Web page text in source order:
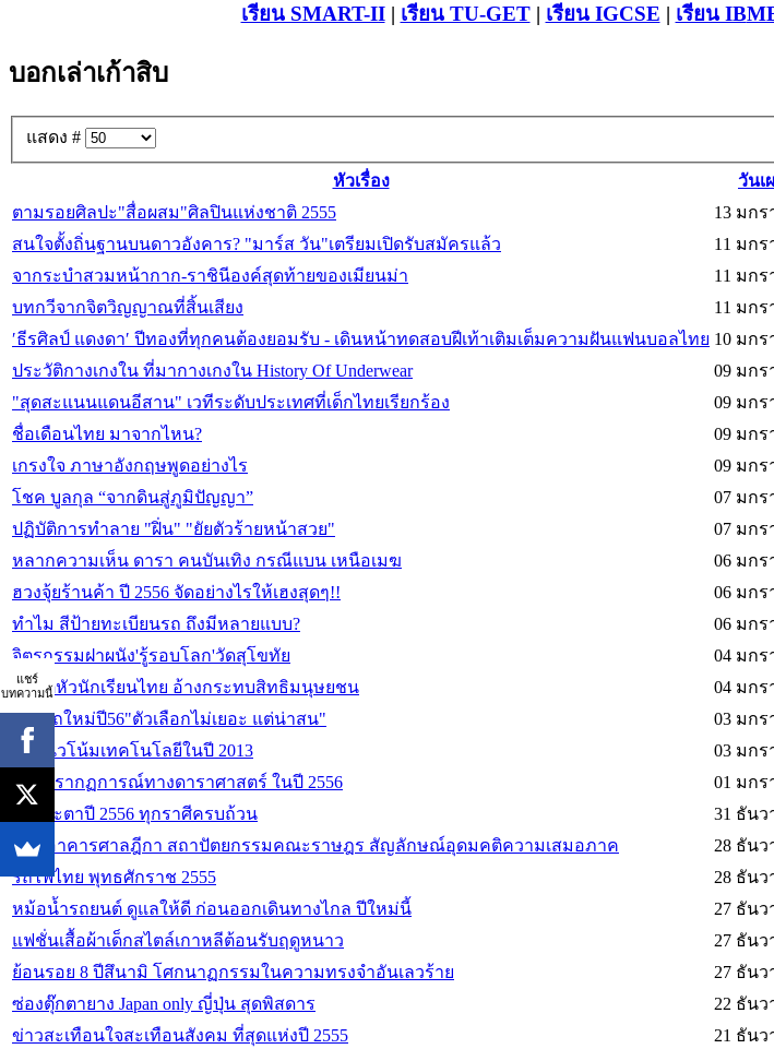
เรียน SMART-II| เรียน TU-GET| เรียน IGCSE | เรียน IB
บอกเล่าเก้าสิบ
แสดง #
หัวเรื่อง
วันเ
ตามรอยศิลปะ"สื่อผสม"ศิลปินแห่งชาติ 2555
13 มกร
สนใจตั้งถิ่นฐานบนดาวอังคาร? "มาร์ส วัน"เตรียมเปิดรับสมัครแล้ว
11 มกร
จากระบำสวมหน้ากาก-ราชินีองค์สุดท้ายของเมียนม่า
11 มกร
บทกวีจากจิตวิญญาณที่สิ้นเสียง
11 มกร
′ธีรศิลป์ แดงดา′ ปีทองที่ทุกคนต้องยอมรับ - เดินหน้าทดสอบฝีเท้าเติมเต็มความฝันแฟนบอลไทย 10 มกร
ประวัติกางเกงใน ที่มากางเกงใน History Of Underwear
09 มกร
"สุดสะแนนแดนอีสาน" เวทีระดับประเทศที่เด็กไทยเรียกร้อง
09 มกร
ชื่อเดือนไทย มาจากไหน?
09 มกร
เกรงใจ ภาษาอังกฤษพูดอย่างไร
09 มกร
โชค บูลกุล “จากดินสู่ภูมิปัญญา”
07 มกร
ปฏิบัติการทำลาย "ฝิ่น" "ยัยตัวร้ายหน้าสวย"
07 มกร
หลากความเห็น ดารา คนบันเทิง กรณีแบน เหนือเมฆ
06 มกร
ฮวงจุ้ยร้านค้า ปี 2556 จัดอย่างไรให้เฮงสุดๆ!!
06 มกร
ทำไม สีป้ายทะเบียนรถ ถึงมีหลายแบบ?
06 มกร
จิตรกรรมฝาผนัง'รู้รอบโลก'วัดสุโขทัย
04 มกร
ปฏิวัติหัวนักเรียนไทย อ้างกระทบสิทธิมนุษยชน
04 มกร
ส่องรถใหม่ปี56"ตัวเลือกไม่เยอะ แต่น่าสน"
03 มกร
20 แนวโน้มเทคโนโลยีในปี 2013
03 มกร
รวมปรากฏการณ์ทางดาราศาสตร์ ในปี 2556
01 มกร
ดวงชะตาปี 2556 ทุกราศีครบถ้วน
31 ธันว
กลุ่มอาคารศาลฎีกา สถาปัตยกรรมคณะราษฎร สัญลักษณ์อุดมคติความเสมอภาค
28 ธันว
รถไฟไทย พุทธศักราช 2555
28 ธันว
หม้อน้ำรถยนต์ ดูแลให้ดี ก่อนออกเดินทางไกล ปีใหม่นี้
27 ธันว
แฟชั่นเสื้อผ้าเด็กสไตล์เกาหลีต้อนรับฤดูหนาว
27 ธันว
ย้อนรอย 8 ปีสึนามิ โศกนาฏกรรมในความทรงจำอันเลวร้าย
27 ธันว
ซ่องตุ๊กตายาง Japan only ญี่ปุ่น สุดพิสดาร
22 ธันว
ข่าวสะเทือนใจสะเทือนสังคม ที่สุดแห่งปี 2555
21 ธันว
แชร์
บทความนี้